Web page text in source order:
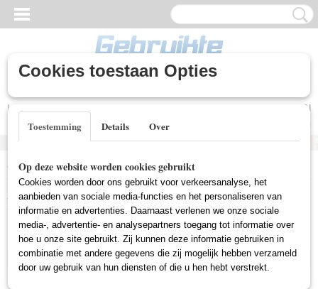
Inloggen
UW WINKELWAGEN
Home >Nieuwe DVD's>Thriller (Nieuw)
Nieuwe DVD's
Horror (Nieuw)
Thriller (Nieuw)
Cookies toestaan Opties
Toestemming Details Over
Op deze website worden cookies gebruikt
Cookies worden door ons gebruikt voor verkeersanalyse, het
aanbieden van sociale media-functies en het personaliseren van
informatie en advertenties. Daarnaast verlenen we onze sociale
media-, advertentie- en analysepartners toegang tot informatie over
hoe u onze site gebruikt. Zij kunnen deze informatie gebruiken in
combinatie met andere gegevens die zij mogelijk hebben verzameld
door uw gebruik van hun diensten of die u hen hebt verstrekt.